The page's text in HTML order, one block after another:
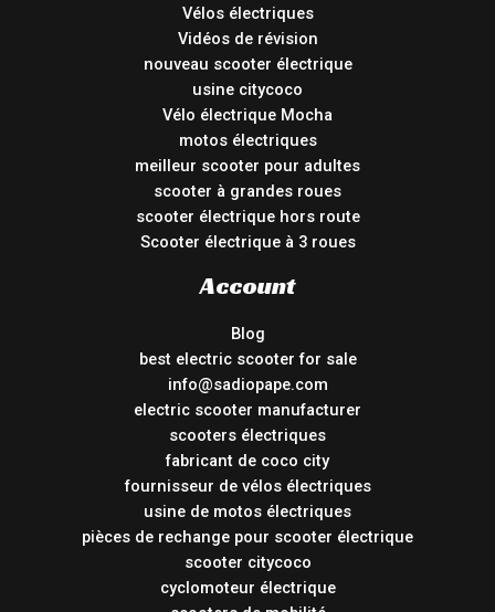
Vélos électriques
Vidéos de révision
nouveau scooter électrique
usine citycoco
Vélo électrique Mocha
motos électriques
meilleur scooter pour adultes
scooter à grandes roues
scooter électrique hors route
Scooter électrique à 3 roues
Account
Blog
best electric scooter for sale
info@sadiopape.com
electric scooter manufacturer
scooters électriques
fabricant de coco city
fournisseur de vélos électriques
usine de motos électriques
pièces de rechange pour scooter électrique
scooter citycoco
cyclomoteur électrique